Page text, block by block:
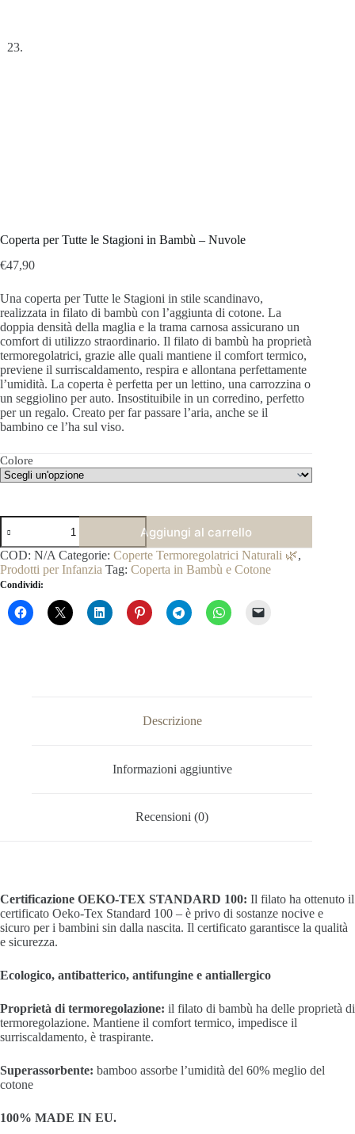
Coperta per Tutte le Stagioni in Bambù – Nuvole
€47,90
Una coperta per Tutte le Stagioni in stile scandinavo,
realizzata in filato di bambù con l’aggiunta di cotone. La
doppia densità della maglia e la trama carnosa assicurano un
comfort di utilizzo straordinario. Il filato di bambù ha proprietà
termoregolatrici, grazie alle quali mantiene il comfort termico,
previene il surriscaldamento, respira e allontana perfettamente
l’umidità. La coperta è perfetta per un lettino, una carrozzina o
un seggiolino per auto. Insostituibile in un corredino, perfetto
per un regalo. Creato per far passare l’aria, anche se il
bambino ce l’ha sul viso.
Colore
Coperta
per
Tutte
le
Stagioni
in
Bambù
Nuvole
Aggiungi al carrello
COD: N/A Categorie: Coperte Termoregolatrici Naturali 🌿,
Prodotti per Infanzia Tag: Coperta in Bambù e Cotone
Condividi:
Descrizione
Informazioni aggiuntive
Recensioni (0)
Certificazione OEKO-TEX STANDARD 100: Il filato ha ottenuto il
certificato Oeko-Tex Standard 100 – è privo di sostanze nocive e
sicuro per i bambini sin dalla nascita. Il certificato garantisce la qualità
e sicurezza.
Ecologico, antibatterico, antifungine e antiallergico
Proprietà di termoregolazione: il filato di bambù ha delle proprietà di
termoregolazione. Mantiene il comfort termico, impedisce il
surriscaldamento, è traspirante.
Superassorbente: bamboo assorbe l’umidità del 60% meglio del
cotone
100% MADE IN EU.